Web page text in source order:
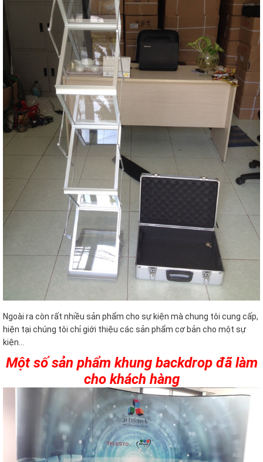
Ngoài ra còn rất nhiều sản phẩm cho sự kiện mà chung tôi cung cấp,
hiện tại chúng tôi chỉ giới thiệu các sản phẩm cơ bản cho một sự
kiện…
Một số sản phẩm khung backdrop đã làm
cho khách hàng